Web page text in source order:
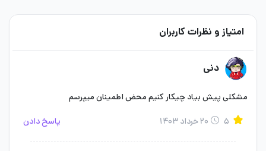
کنیم؟
اطلاعاتتان را به درستی وارد کنید.
تا زمان دریافت پیام تکمیل خرید، وارد حسابتان نشوید.
بطور کل خرید های ایران موجو زیر 3 دقیقه انجام می شود اما اگر می
خواهید بصورت آنی و فوری انجام شود می توانید از گزینه خرید سریع
استفاده کنید.
امتیاز و نظرات کاربران
دنی
مشکلی پیش بیاد چیکار کنیم محض اطمینان میپرسم
۲۰ خرداد ۱۴۰۳ پاسخ دادن